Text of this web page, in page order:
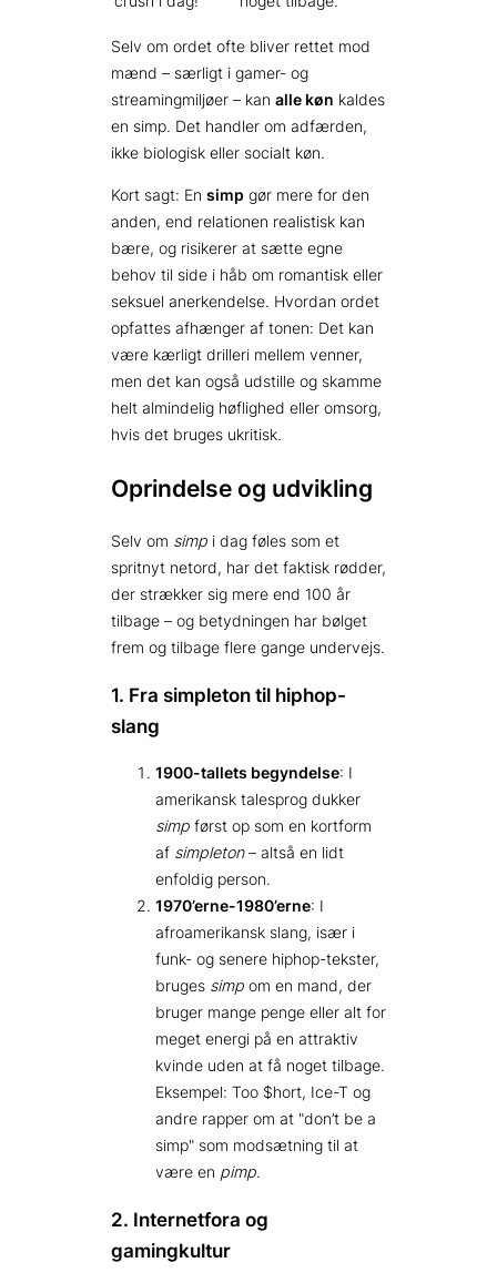
Selv om ordet ofte bliver rettet mod
mænd – særligt i gamer- og
streamingmiljøer – kan alle køn kaldes
en simp. Det handler om adfærden,
ikke biologisk eller socialt køn.
Kort sagt: En simp gør mere for den
anden, end relationen realistisk kan
bære, og risikerer at sætte egne
behov til side i håb om romantisk eller
seksuel anerkendelse. Hvordan ordet
opfattes afhænger af tonen: Det kan
være kærligt drilleri mellem venner,
men det kan også udstille og skamme
helt almindelig høflighed eller omsorg,
hvis det bruges ukritisk.
Oprindelse og udvikling
Selv om simp i dag føles som et
spritnyt netord, har det faktisk rødder,
der strækker sig mere end 100 år
tilbage – og betydningen har bølget
frem og tilbage flere gange undervejs.
1. Fra simpleton til hiphop-
slang
1900-tallets begyndelse: I
amerikansk talesprog dukker
simp først op som en kortform
af simpleton– altså en lidt
enfoldig person.
1970’erne-1980’erne: I
afroamerikansk slang, især i
funk- og senere hiphop-tekster,
bruges simp om en mand, der
bruger mange penge eller alt for
meget energi på en attraktiv
kvinde uden at få noget tilbage.
Eksempel: Too $hort, Ice-T og
andre rapper om at don’t be a
simp som modsætning til at
være en pimp.
2. Internetfora og
gamingkultur